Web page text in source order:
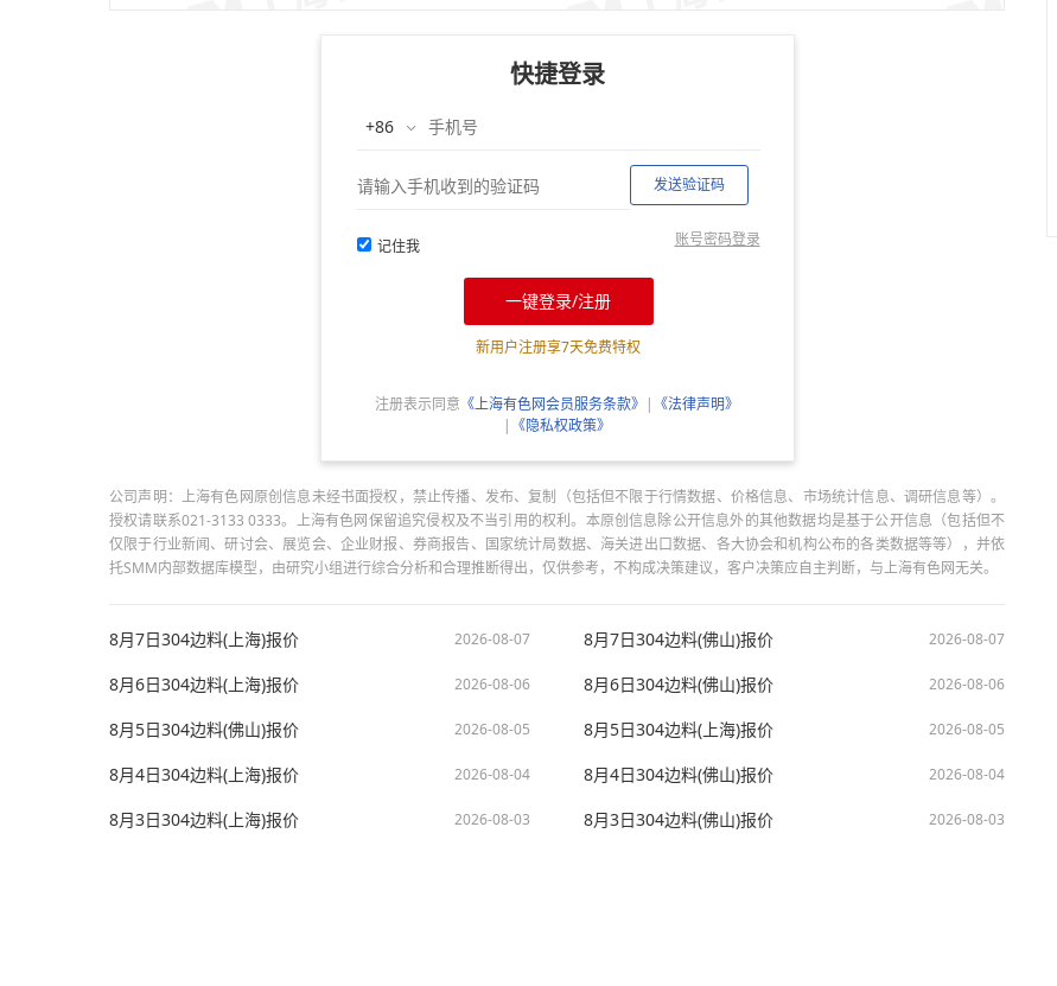
快捷登录
发送验证码
记住我 账号密码登录
一键登录/注册
新用户注册享7天免费特权
注册表示同意 《上海有色网会员服务条款》 | 《法律声明》
| 《隐私权政策》
公司声明：上海有色网原创信息未经书面授权，禁止传播、发布、复制（包括但不限于行情数据、价格信息、市场统计信息、调研信息等）。
授权请联系021-3133 0333。上海有色网保留追究侵权及不当引用的权利。本原创信息除公开信息外的其他数据均是基于公开信息（包括但不
仅限于行业新闻、研讨会、展览会、企业财报、券商报告、国家统计局数据、海关进出口数据、各大协会和机构公布的各类数据等等），并依
托SMM内部数据库模型，由研究小组进行综合分析和合理推断得出，仅供参考，不构成决策建议，客户决策应自主判断，与上海有色网无关。
8月7日304边料(上海)报价 2026-08-07 8月7日304边料(佛山)报价 2026-08-07
8月6日304边料(上海)报价 2026-08-06 8月6日304边料(佛山)报价 2026-08-06
8月5日304边料(佛山)报价 2026-08-05 8月5日304边料(上海)报价 2026-08-05
8月4日304边料(上海)报价 2026-08-04 8月4日304边料(佛山)报价 2026-08-04
8月3日304边料(上海)报价 2026-08-03 8月3日304边料(佛山)报价 2026-08-03